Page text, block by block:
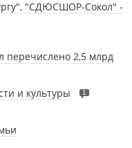
"СДЮСШОР-Сокол" -
перечислено 2,5 млрд
и культуры 1